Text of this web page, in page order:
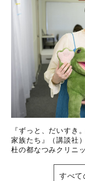
『ずっと、だいすき
家族たち』（講談社
杜の都なつみクリニ
すべて